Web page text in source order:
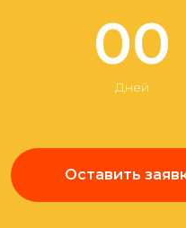
00
Дней
Оставить